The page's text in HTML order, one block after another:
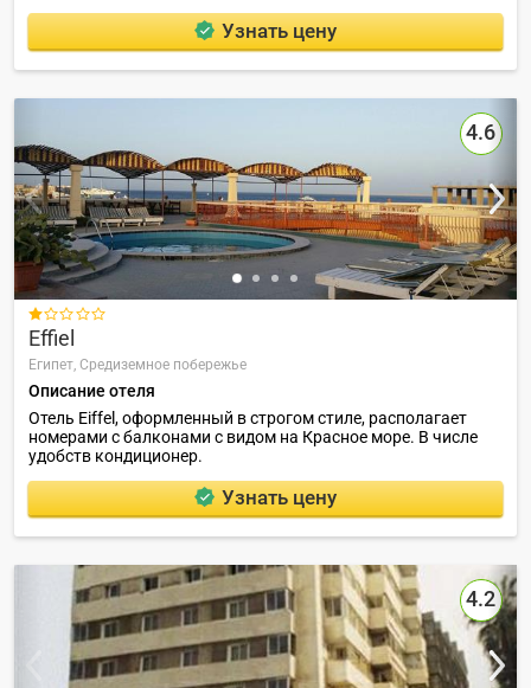
Узнать цену
4.6

Effiel
Египет, Средиземное побережье
Описание отеля
Отель Eiffel, оформленный в строгом стиле, располагает
номерами с балконами с видом на Красное море. В числе
удобств кондиционер.
Узнать цену
4.2